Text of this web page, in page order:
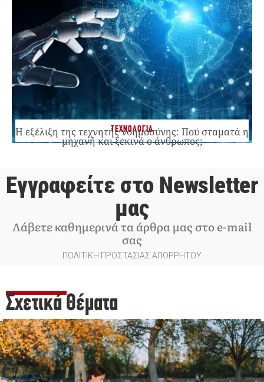
ΤΕΧΝΟΛΟΓΙΑ
Η εξέλιξη της τεχνητής νοημοσύνης: Πού σταματά η
μηχανή και ξεκινά ο άνθρωπος;
Εγγραφείτε στο Newsletter
μας
Λάβετε καθημερινά τα άρθρα μας στο e-mail
σας
ΠΟΛΙΤΙΚΗ ΠΡΟΣΤΑΣΙΑΣ ΑΠΟΡΡΗΤΟΥ
Σχετικά Θέματα